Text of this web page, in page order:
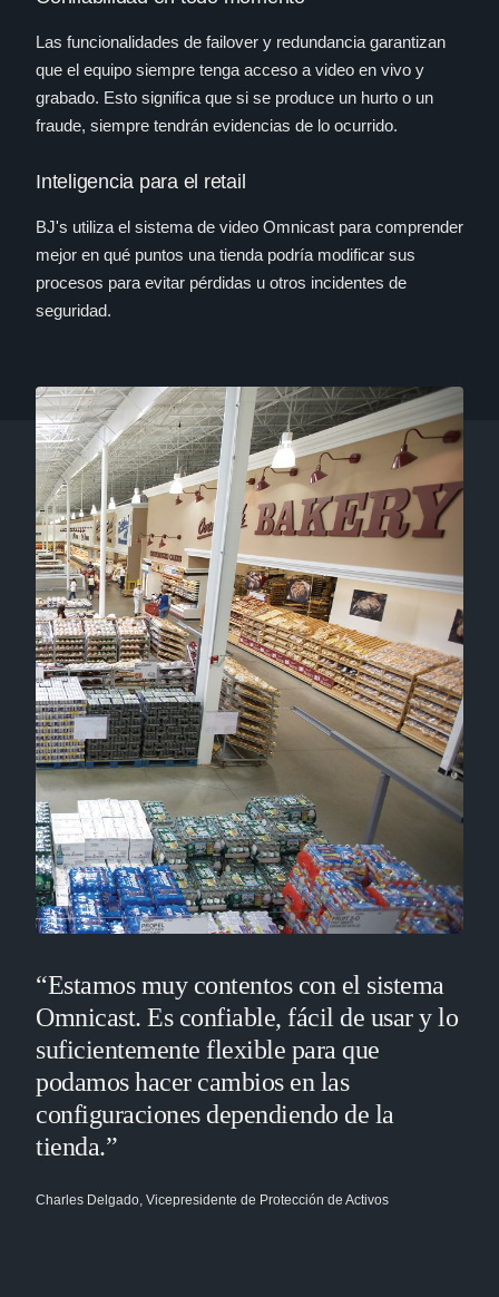
Las funcionalidades de failover y redundancia garantizan
que el equipo siempre tenga acceso a video en vivo y
grabado. Esto significa que si se produce un hurto o un
fraude, siempre tendrán evidencias de lo ocurrido.
Inteligencia para el retail
BJ's utiliza el sistema de video Omnicast para comprender
mejor en qué puntos una tienda podría modificar sus
procesos para evitar pérdidas u otros incidentes de
seguridad.
“Estamos muy contentos con el sistema
Omnicast. Es confiable, fácil de usar y lo
suficientemente flexible para que
podamos hacer cambios en las
configuraciones dependiendo de la
tienda.”
Charles Delgado, Vicepresidente de Protección de Activos